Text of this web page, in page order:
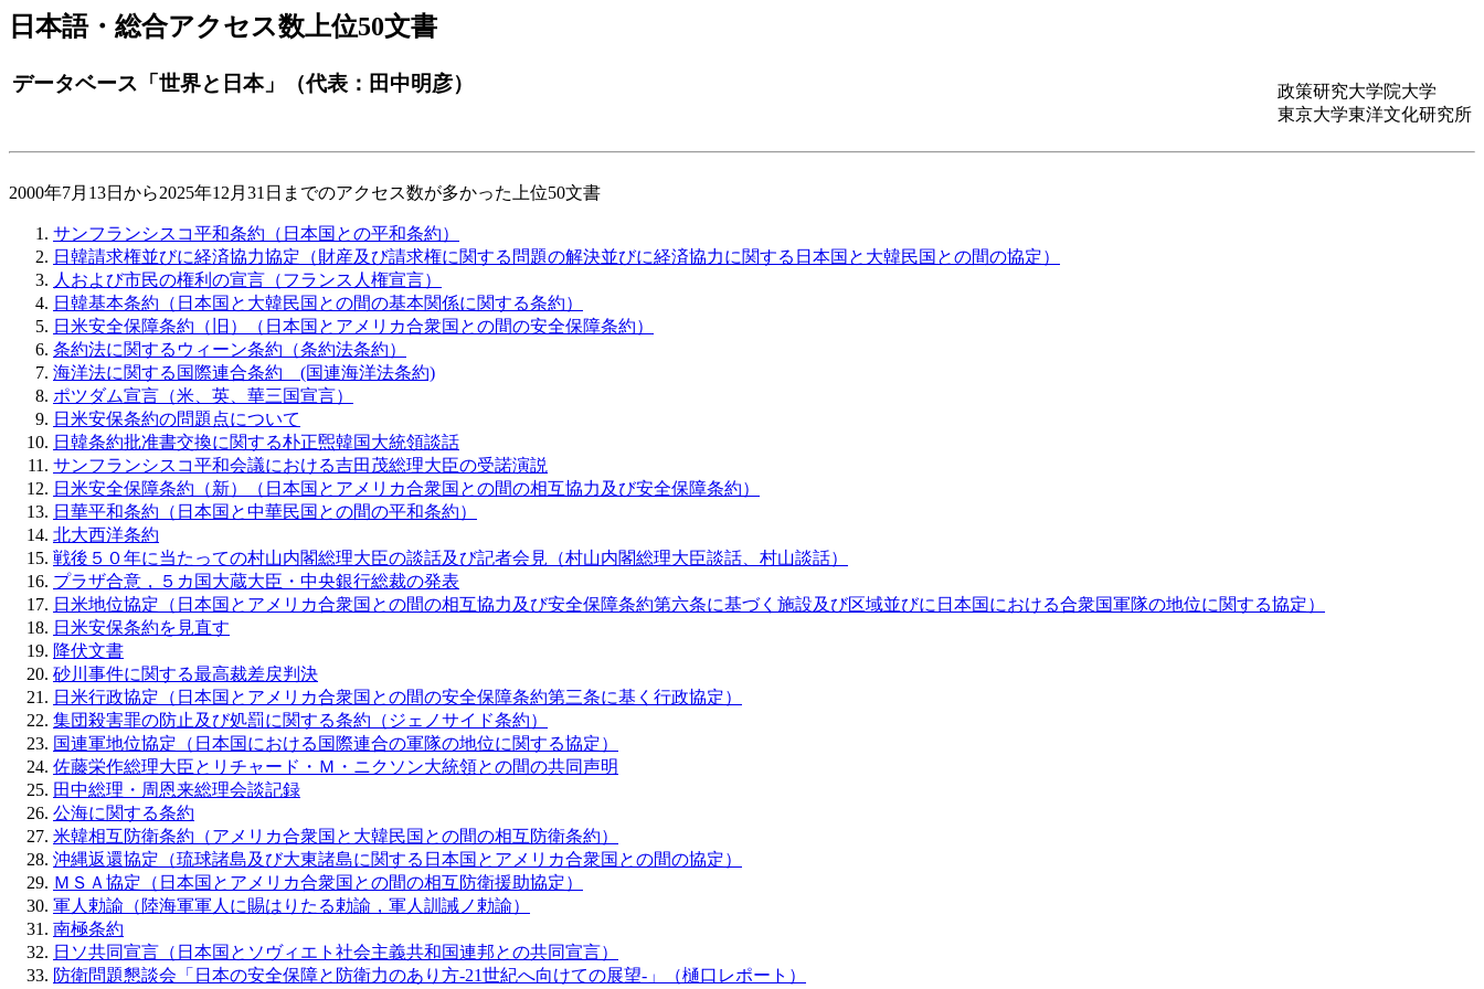
日本語・総合アクセス数上位50文書
データベース「世界と日本」（代表：田中明彦）
政策研究大学院大学
東京大学東洋文化研究所
2000年7月13日から2025年12月31日までのアクセス数が多かった上位50文書
サンフランシスコ平和条約（日本国との平和条約）
日韓請求権並びに経済協力協定（財産及び請求権に関する問題の解決並びに経済協力に関する日本国と大韓民国との間の協定）
人および市民の権利の宣言（フランス人権宣言）
日韓基本条約（日本国と大韓民国との間の基本関係に関する条約）
日米安全保障条約（旧）（日本国とアメリカ合衆国との間の安全保障条約）
条約法に関するウィーン条約（条約法条約）
海洋法に関する国際連合条約 (国連海洋法条約)
ポツダム宣言（米、英、華三国宣言）
日米安保条約の問題点について
日韓条約批准書交換に関する朴正煕韓国大統領談話
サンフランシスコ平和会議における吉田茂総理大臣の受諾演説
日米安全保障条約（新）（日本国とアメリカ合衆国との間の相互協力及び安全保障条約）
日華平和条約（日本国と中華民国との間の平和条約）
北大西洋条約
戦後５０年に当たっての村山内閣総理大臣の談話及び記者会見（村山内閣総理大臣談話、村山談話）
プラザ合意，５カ国大蔵大臣・中央銀行総裁の発表
日米地位協定（日本国とアメリカ合衆国との間の相互協力及び安全保障条約第六条に基づく施設及び区域並びに日本国における合衆国軍隊の地位に関する協定）
日米安保条約を見直す
降伏文書
砂川事件に関する最高裁差戻判決
日米行政協定（日本国とアメリカ合衆国との間の安全保障条約第三条に基く行政協定）
集団殺害罪の防止及び処罰に関する条約（ジェノサイド条約）
国連軍地位協定（日本国における国際連合の軍隊の地位に関する協定）
佐藤栄作総理大臣とリチャード・Ｍ・ニクソン大統領との間の共同声明
田中総理・周恩来総理会談記録
公海に関する条約
米韓相互防衛条約（アメリカ合衆国と大韓民国との間の相互防衛条約）
沖縄返還協定（琉球諸島及び大東諸島に関する日本国とアメリカ合衆国との間の協定）
ＭＳＡ協定（日本国とアメリカ合衆国との間の相互防衛援助協定）
軍人勅諭（陸海軍軍人に賜はりたる勅諭，軍人訓誡ノ勅諭）
南極条約
日ソ共同宣言（日本国とソヴィエト社会主義共和国連邦との共同宣言）
防衛問題懇談会「日本の安全保障と防衛力のあり方‐21世紀へ向けての展望‐」（樋口レポート）